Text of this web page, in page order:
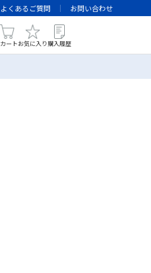
よくあるご質問 お問い合わせ
カートお気に入り 購入履歴